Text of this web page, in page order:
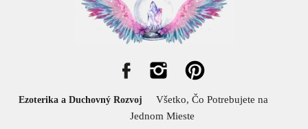
Ezoterika a Duchovný Rozvoj
Všetko, Čo Potrebujete na
Jednom Mieste